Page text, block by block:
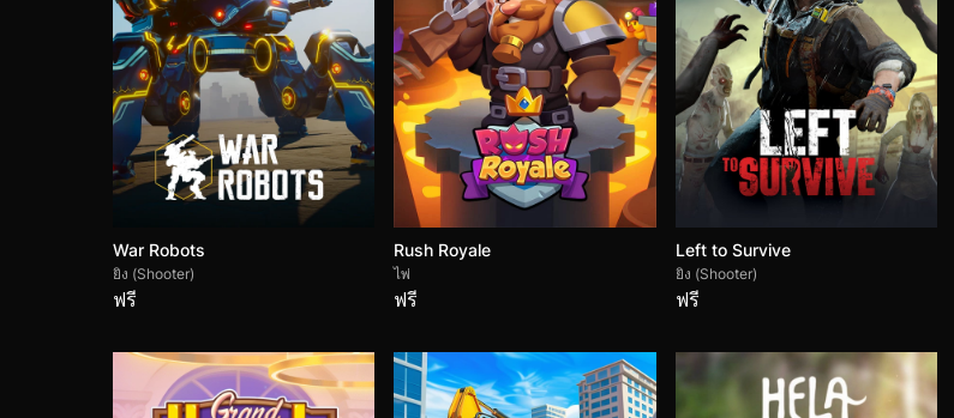
War Robots
ยิง (Shooter)
ฟรี
Rush Royale
ไพ่
ฟรี
Left to Survive
ยิง (Shooter)
ฟรี